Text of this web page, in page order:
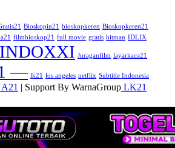
Bioskopin21 bioskopkeren Bioskopkeren21
filmbioskop21 full movie gratis hitman IDLIX
INDOXXI Juraganfilm layarkaca21
— lk21 los angeles netflix Subtitle Indonesia
| Support By WarnaGroup LK21